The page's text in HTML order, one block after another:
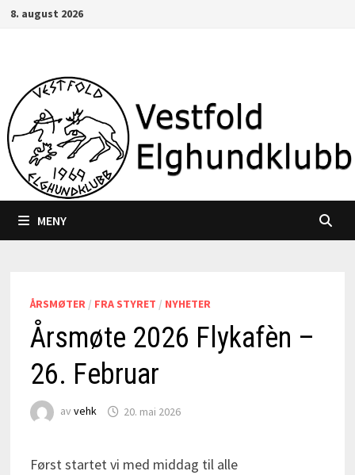
Gå8. august 2026
MENY
ÅRSMØTER/ FRA STYRET / NYHETER
Årsmøte 2026 Flykafèn –
26. Februar
av vehk 20. mai 2026
Først startet vi med middag til alle